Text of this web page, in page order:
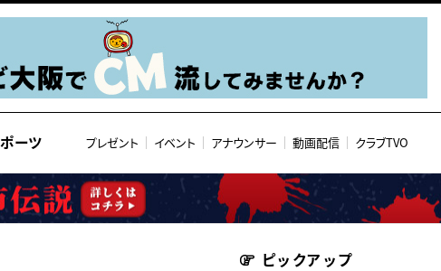
ーツ プレゼント イベント アナウンサー 動画配信 クラブTVO
ピックアップ